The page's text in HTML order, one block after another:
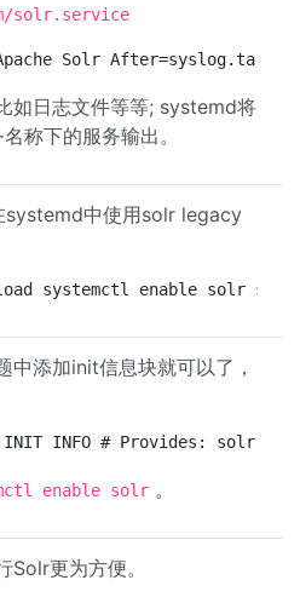
solr.service
Solr After=syslog.target
如日志文件等等; systemd将
称下的服务输出。
systemd中使用solr legacy
systemctl enable solr
中添加init信息块就可以了，
INIT INFO # Provides: solr
enable solr 。
Solr更为方便。